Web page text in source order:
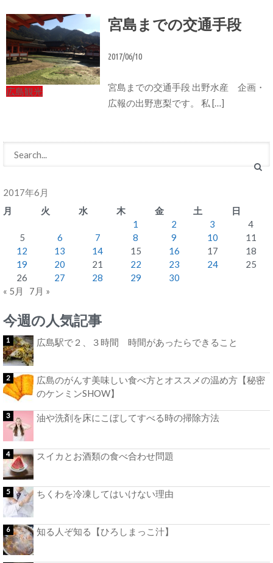
広島観光
宮島までの交通手段
2017/06/10
宮島までの交通手段 出野水産 企画・
広報の出野恵梨です。 私 […]
2017年6月
月
火 水 木 金 土
日
1
2 3
4
5
6 7 8 9 10
11
12
13 14 15 16 17
18
19
20 21 22 23 24
25
26
27 28 29
30
« 5月
7月 »
今週の人気記事
広島駅で２、３時間 時間があったらできること
広島のがんす美味しい食べ方とオススメの温め方【秘密
のケンミンSHOW】
油や洗剤を床にこぼしてすべる時の掃除方法
スイカとお酒類の食べ合わせ問題
ちくわを冷凍してはいけない理由
知る人ぞ知る【ひろしまっこ汁】